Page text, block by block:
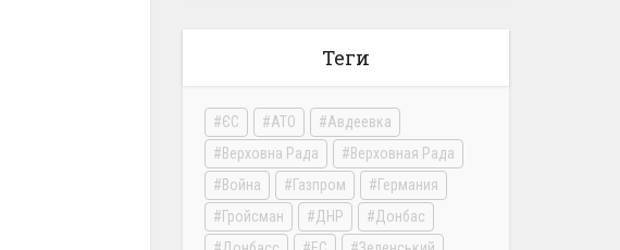
Теги
ЄС АТО
Авдеевка
Верховна Рада
Верховная Рада
Война
Газпром
Германия
Гройсман
ДНР
Донбас